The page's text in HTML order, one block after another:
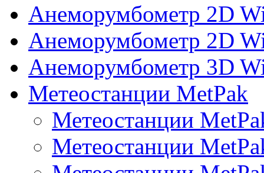
Анеморумбометр 2D
Анеморумбометр 2D
Анеморумбометр 3D
Метеостанции MetPak
Метеостанции
Метеостанции